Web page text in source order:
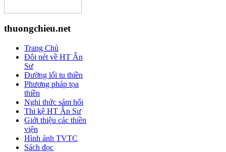
thuongchieu.net
Trang Chủ
Đôi nét về HT Ân
Sư
Đường lối tu thiền
Phương pháp tọa
thiền
Nghi thức sám hối
Thi kệ HT Ân Sư
Giới thiệu các thiền
viện
Hình ảnh TVTC
Sách đọc